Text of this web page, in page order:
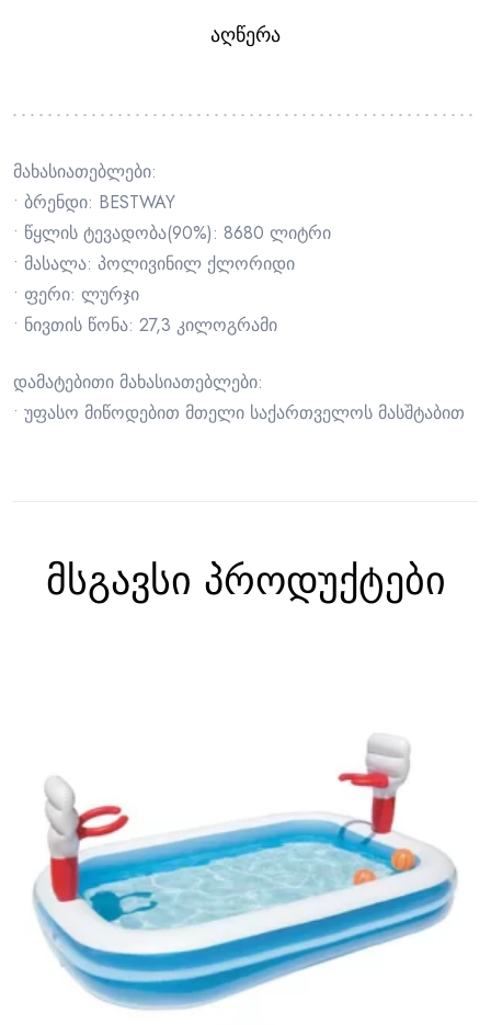
ᲐᲦᲬᲔᲠᲐ
მახასიათებლები:
• ბრენდი: BESTWAY
• წყლის ტევადობა(90%): 8680 ლიტრი
• მასალა: პოლივინილ ქლორიდი
• ფერი: ლურჯი
• ნივთის წონა: 27,3 კილოგრამი
დამატებითი მახასიათებლები:
• უფასო მიწოდებით მთელი საქართველოს მასშტაბით
მსგავსი პროდუქტები